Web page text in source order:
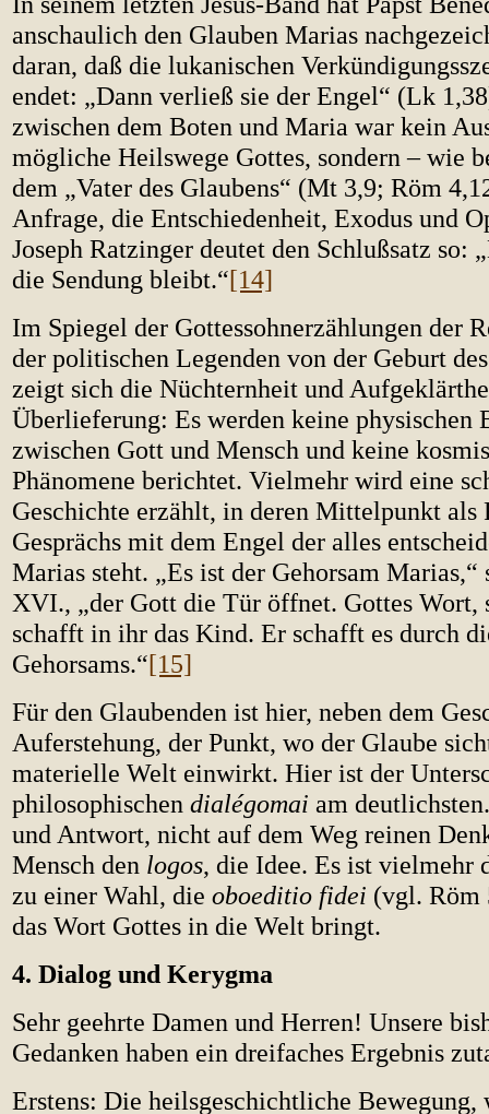
anschaulich den Glauben Marias
daran, daß die lukanischen
endet: „Dann verließ sie der Engel“ (Lk
zwischen dem Boten und Maria war kein
mögliche Heilswege Gottes, sondern – wie
dem „Vater des Glaubens“ (Mt 3,9; Röm
Anfrage, die Entschiedenheit, Exodus und
Joseph Ratzinger deutet den Schlußsatz so:
die Sendung bleibt.“[14]
Im Spiegel der Gottessohnerzählungen der
der politischen Legenden von der Geburt
zeigt sich die Nüchternheit und
Überlieferung: Es werden keine physischen
zwischen Gott und Mensch und keine
Phänomene berichtet. Vielmehr wird eine
Geschichte erzählt, in deren Mittelpunkt als
Gesprächs mit dem Engel der alles
Marias steht. „Es ist der Gehorsam Marias,“
XVI., „der Gott die Tür öffnet. Gottes Wort,
schafft in ihr das Kind. Er schafft es durch
Gehorsams.“[15]
Für den Glaubenden ist hier, neben dem
Auferstehung, der Punkt, wo der Glaube
materielle Welt einwirkt. Hier ist der
philosophischen dialégomai am
und Antwort, nicht auf dem Weg reinen
Mensch den logos, die Idee. Es ist vielmehr
zu einer Wahl, die oboeditio fidei (vgl. Röm
das Wort Gottes in die Welt bringt.
4. Dialog und Kerygma
Sehr geehrte Damen und Herren! Unsere
Gedanken haben ein dreifaches Ergebnis
Erstens: Die heilsgeschichtliche Bewegung,